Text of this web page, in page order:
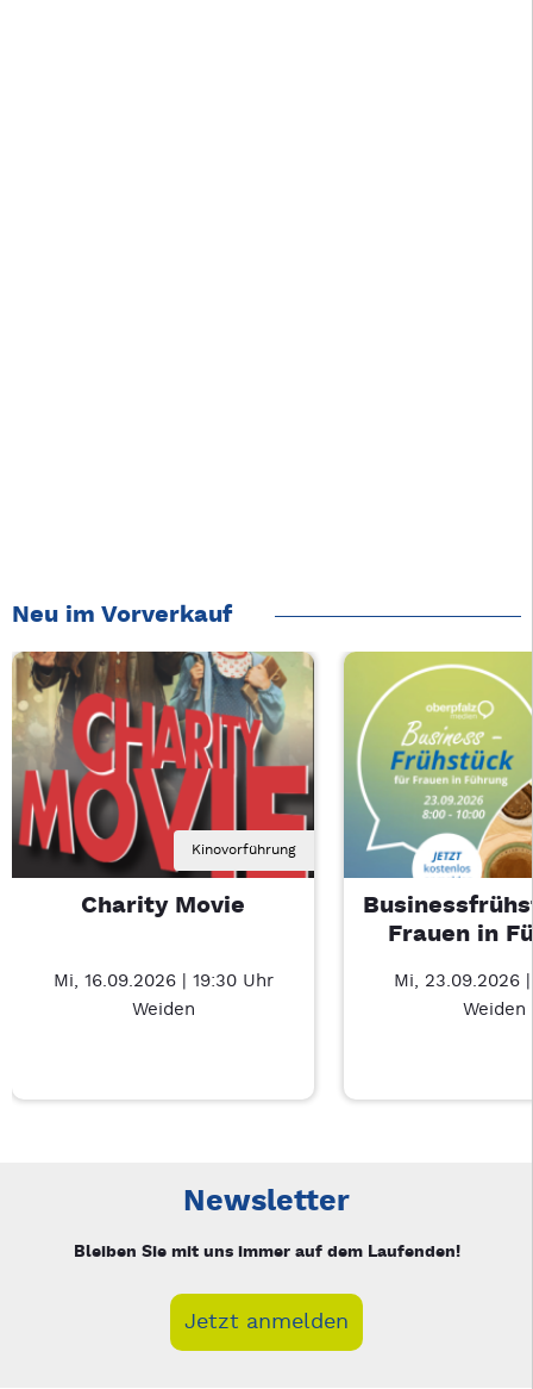
Neu im Vorverkauf
Kinovorführung
Charity Movie
Mi, 16.09.2026 | 19:30 Uhr
Weiden
Frauen in
Mi, 23.09.2026
Weiden
Newsletter
Bleiben Sie mit uns immer auf dem Laufenden!
Jetzt anmelden